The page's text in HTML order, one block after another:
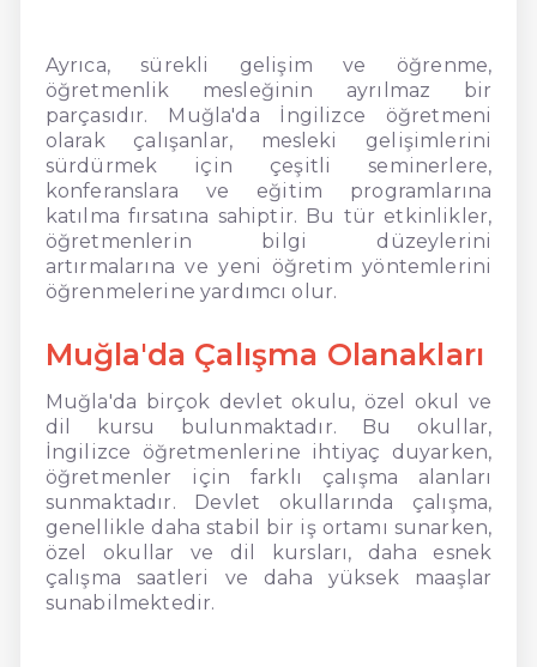
Ayrıca, sürekli gelişim ve öğrenme,
öğretmenlik mesleğinin ayrılmaz bir
parçasıdır. Muğla'da İngilizce öğretmeni
olarak çalışanlar, mesleki gelişimlerini
sürdürmek için çeşitli seminerlere,
konferanslara ve eğitim programlarına
katılma fırsatına sahiptir. Bu tür etkinlikler,
öğretmenlerin bilgi düzeylerini
artırmalarına ve yeni öğretim yöntemlerini
öğrenmelerine yardımcı olur.
Muğla'da Çalışma Olanakları
Muğla'da birçok devlet okulu, özel okul ve
dil kursu bulunmaktadır. Bu okullar,
İngilizce öğretmenlerine ihtiyaç duyarken,
öğretmenler için farklı çalışma alanları
sunmaktadır. Devlet okullarında çalışma,
genellikle daha stabil bir iş ortamı sunarken,
özel okullar ve dil kursları, daha esnek
çalışma saatleri ve daha yüksek maaşlar
sunabilmektedir.